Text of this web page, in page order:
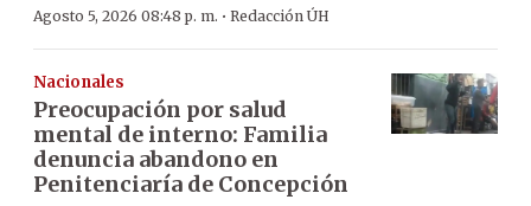
Agosto 5, 2026 08:48 p. m. · Redacción ÚH
Nacionales
Preocupación por salud
mental de interno: Familia
denuncia abandono en
Penitenciaría de Concepción